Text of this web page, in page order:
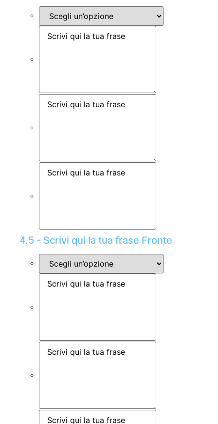
4.5 - Scrivi qui la tua frase Fronte